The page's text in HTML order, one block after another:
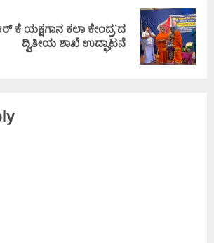
ಕೆ ಯಕ್ಷಗಾನ ಕಲಾ ಕೇಂದ್ರ’ದ
ದ್ವಿತೀಯ ಶಾಖೆ ಉದ್ಘಾಟನೆ